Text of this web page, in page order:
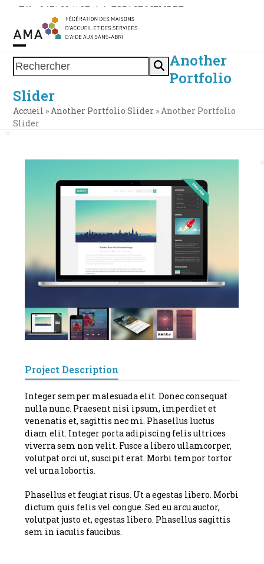
Skip
content
Tél. : 0471 38 11 37 | | ESPACE MEMBRE
Rechercher
Open
mobile
menu
Close
mobile
menu
Another
Portfolio
Slider
Accueil »Another Portfolio Slider »Another Portfolio
Slider
Project Description
Integer semper malesuada elit. Donec consequat
nulla nunc. Praesent nisi ipsum, imperdiet et
venenatis et, sagittis nec mi. Phasellus luctus
diam elit. Integer porta adipiscing felis ultrices
viverra sem non velit. Fusce a libero ullamcorper,
volutpat orci ut, suscipit erat. Morbi tempor tortor
vel urna lobortis.
Phasellus et feugiat risus. Ut a egestas libero. Morbi
dictum quis felis vel congue. Sed eu arcu auctor,
volutpat justo et, egestas libero. Phasellus sagittis
sem in iaculis faucibus.